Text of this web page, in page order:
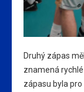
Druhý zápas
znamená
zápasu byla